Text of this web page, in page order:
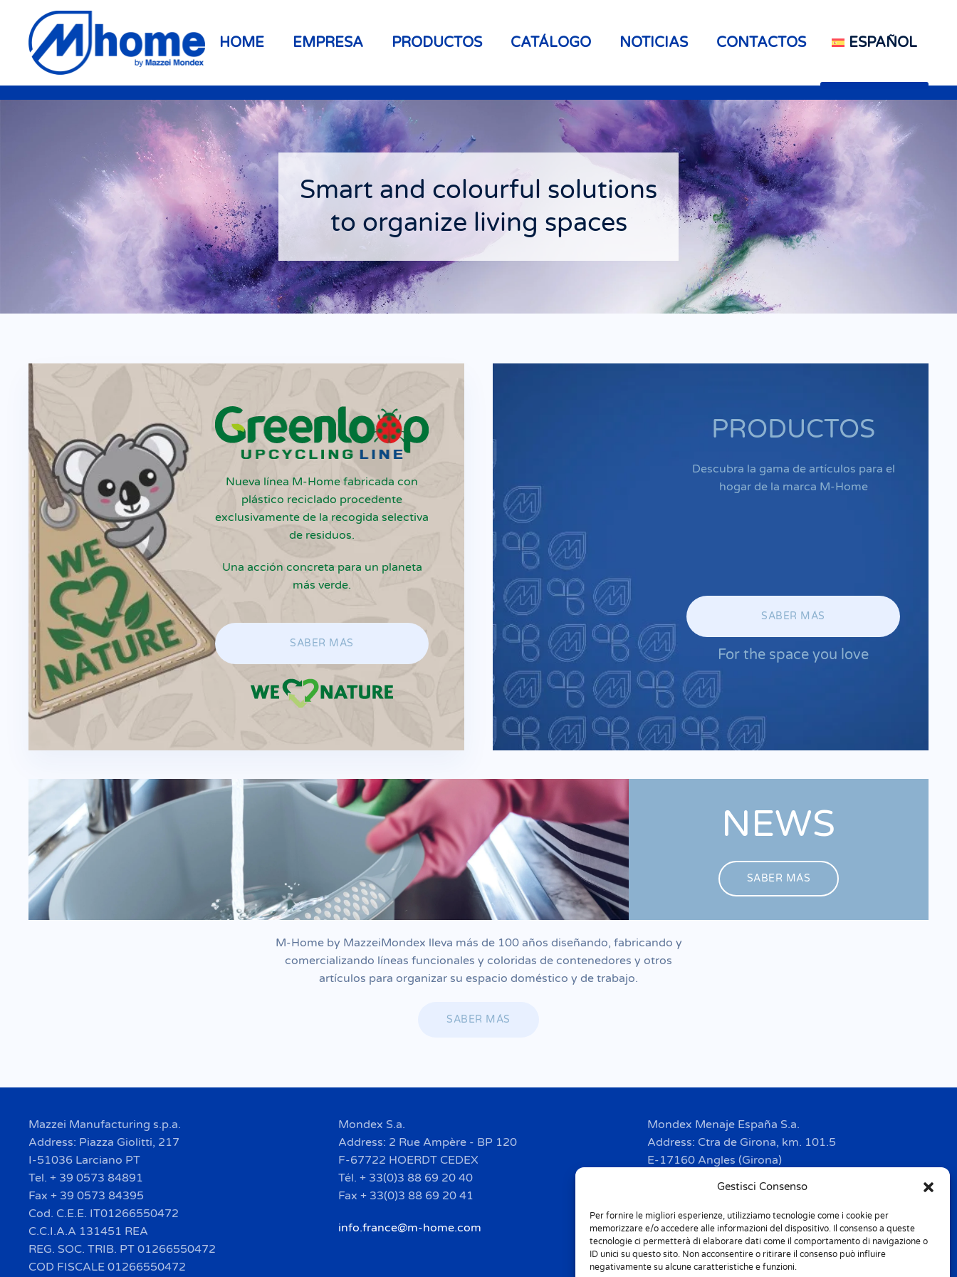
Gestisci Consenso
Per fornire le migliori esperienze, utilizziamo tecnologie come i cookie per
memorizzare e/o accedere alle informazioni del dispositivo. Il consenso a queste
tecnologie ci permetterà di elaborare dati come il comportamento di navigazione o
ID unici su questo sito. Non acconsentire o ritirare il consenso può influire
negativamente su alcune caratteristiche e funzioni.
Ir al contenido principal HOME EMPRESA PRODUCTOS CATÁLOGO NOTICIAS CONTACTOS ESPAÑOL
Smart and colourful solutions
to organize living spaces
Nueva línea M-Home fabricada con
plástico reciclado procedente
exclusivamente de la recogida selectiva
de residuos.
Una acción concreta para un planeta
más verde.
SABER MÁS
PRODUCTOS
Descubra la gama de artículos para el
hogar de la marca M-Home
SABER MÁS
For the space you love
NEWS
SABER MÁS
M-Home by MazzeiMondex lleva más de 100 años diseñando, fabricando y
comercializando líneas funcionales y coloridas de contenedores y otros
artículos para organizar su espacio doméstico y de trabajo.
SABER MÁS
Mazzei Manufacturing s.p.a.
Address: Piazza Giolitti, 217
I-51036 Larciano PT
Tel. + 39 0573 84891
Fax + 39 0573 84395
Cod. C.E.E. IT01266550472
C.C.I.A.A 131451 REA
REG. SOC. TRIB. PT 01266550472
COD FISCALE 01266550472
Mondex S.a.
Address: 2 Rue Ampère - BP 120
F-67722 HOERDT CEDEX
Tél. + 33(0)3 88 69 20 40
Fax + 33(0)3 88 69 20 41
info.france@m-home.com
Mondex Menaje España S.a.
Address: Ctra de Girona, km. 101.5
E-17160 Angles (Girona)
info.spain@m-home.com